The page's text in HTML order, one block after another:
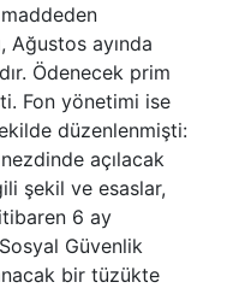
Ağustos ayında
Ödenecek prim
Fon yönetimi ise
düzenlenmişti:
açılacak
şekil ve esaslar,
6 ay
Güvenlik
bir tüzükte